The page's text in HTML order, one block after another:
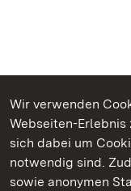
Wir verwenden
Webseiten-Erlebnis
sich dabei um
notwendig sind.
sowie anonymen
Kommen.